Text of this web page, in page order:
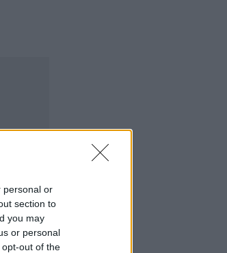
personal or
section to
you may
or personal
out of the